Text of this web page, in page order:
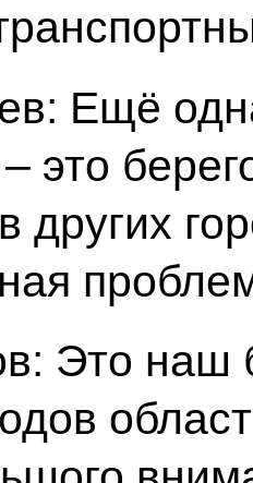
Ещё
это
других
Это наш